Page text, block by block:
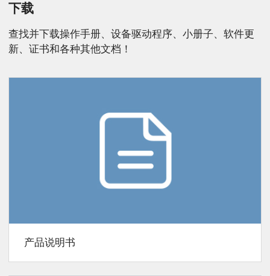
下载
查找并下载操作手册、设备驱动程序、小册子、软件更
新、证书和各种其他文档！
产品说明书